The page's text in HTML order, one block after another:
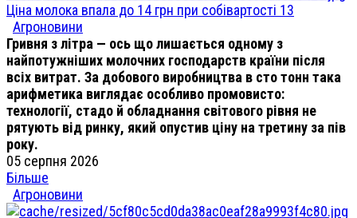
Ціна молока впала до 14 грн при собівартості 13
Агроновини
Гривня з літра — ось що лишається одному з
найпотужніших молочних господарств країни після
всіх витрат. За добового виробництва в сто тонн така
арифметика виглядає особливо промовисто:
технології, стадо й обладнання світового рівня не
рятують від ринку, який опустив ціну на третину за пів
року.
05 серпня 2026
Більше
Агроновини